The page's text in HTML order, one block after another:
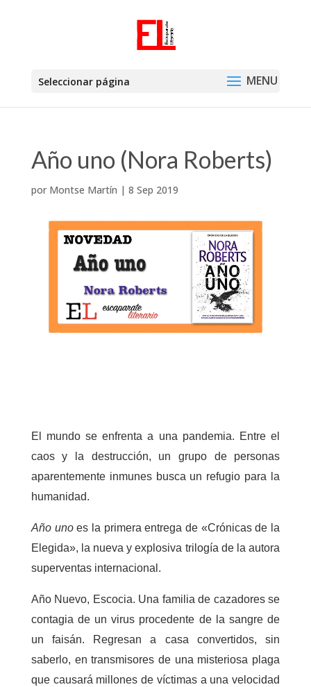
Seleccionar página
Año uno (Nora Roberts)
por Montse Martín | 8 Sep 2019
El mundo se enfrenta a una pandemia. Entre el
caos y la destrucción, un grupo de personas
aparentemente inmunes busca un refugio para la
humanidad.
Año unoes la primera entrega de «Crónicas de la
Elegida», la nueva y explosiva trilogía de la autora
superventas internacional.
Año Nuevo, Escocia. Una familia de cazadores se
contagia de un virus procedente de la sangre de
un faisán. Regresan a casa convertidos, sin
saberlo, en transmisores de una misteriosa plaga
que causará millones de víctimas a una velocidad